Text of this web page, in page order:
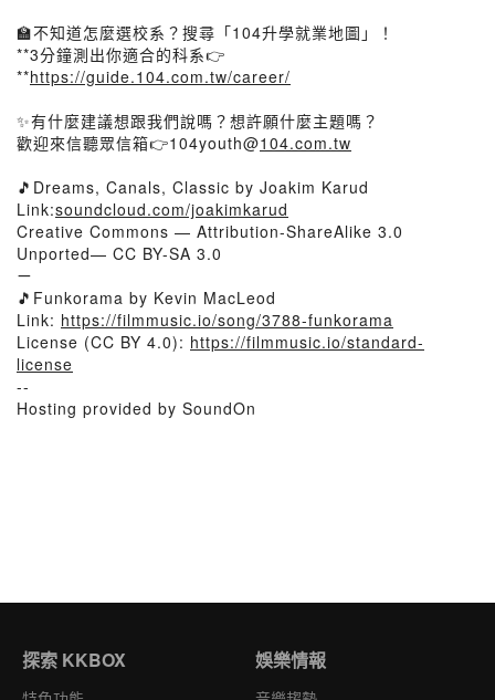
🏫不知道怎麼選校系？搜尋「104升學就業地圖」！
**3分鐘測出你適合的科系👉
**https://guide.104.com.tw/career/
✨有什麼建議想跟我們說嗎？想許願什麼主題嗎？
歡迎來信聽眾信箱👉104youth@104.com.tw
🎵Dreams, Canals, Classic by Joakim Karud
Link:soundcloud.com/joakimkarud
Creative Commons — Attribution-ShareAlike 3.0
Unported— CC BY-SA 3.0
ㄧ
🎵Funkorama by Kevin MacLeod
Link: https://filmmusic.io/song/3788-funkorama
License (CC BY 4.0): https://filmmusic.io/standard-
license
--
Hosting provided by SoundOn
探索 KKBOX 娛樂情報